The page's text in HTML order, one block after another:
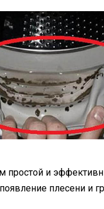
простой и
плесени и